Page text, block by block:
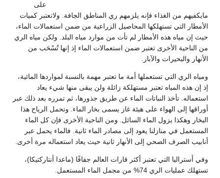
على
مايكفيهم من الغذاء فإنه يلزمهم ري المناطق الجافة. ولاتعتبر كميات
الأمطار التي تستهلكها المحاصيل الزراعية من ضمن استعمالات الماء،
حيث إن مياه هذه الأمطار لم تأت من موارد مياه البلد. ولكن مياه الري
من الناحية الأخرى تعتبر ضمن استعمالات الماء إذ إنها تُسْحَب من
الأنهار والبحيرات والآبار.
ومياه الري التي تستعملها أمة ما تعتبر مهمة بالنسبة لمواردها المائية،
إذ إن هذه المياه تعتبر مستهلكة زائلة ولن يبقى منها شيء يعاد
استعماله. تأخذ النباتات الماء عن طريق جذورها، ثم تمرره بعد ذلك عبر
أوراقها إلى الهواء على هيئة غاز يسمى بخار الماء. وتحمل الرياح هذا
البخار وهكذا يزول الماء السائل. ومن الناحية الأخرى فإن كل الماء
المستعمل في منازلنا يعود إلى مصادر الماء ثانية. فالماء يحمل عبر
أنابيب الصرف الصحي إلى الأنهار ثانية حيث يعاد استعماله مرة أخرى.
وفي أستراليا التي تعتبر أكثر قارات العالم جفافًا (ماعدا أنتاركتيكا)،
تستهلك عمليات الري 74% من مجمل الماء المستعمل.